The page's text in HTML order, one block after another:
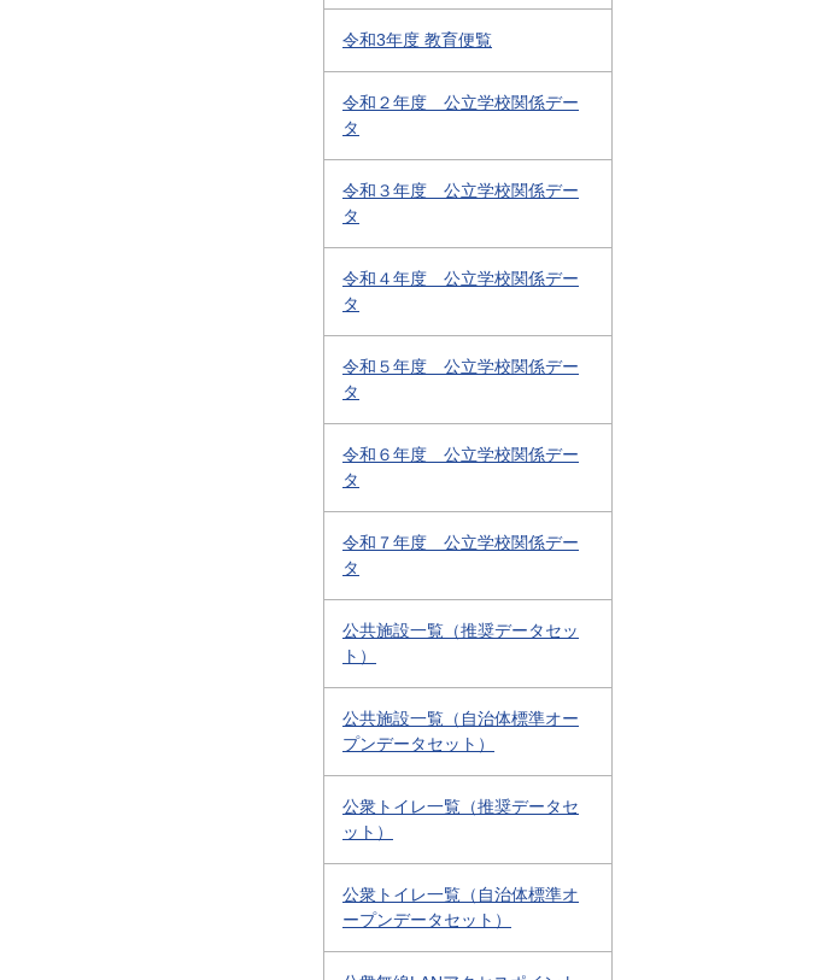
令和3年度 教育便覧
令和２年度 公立学校関係デー
タ
令和３年度 公立学校関係デー
タ
令和４年度 公立学校関係デー
タ
令和５年度 公立学校関係デー
タ
令和６年度 公立学校関係デー
タ
令和７年度 公立学校関係デー
タ
公共施設一覧（推奨データセッ
ト）
公共施設一覧（自治体標準オー
プンデータセット）
公衆トイレ一覧（推奨データセ
ット）
公衆トイレ一覧（自治体標準オ
ープンデータセット）